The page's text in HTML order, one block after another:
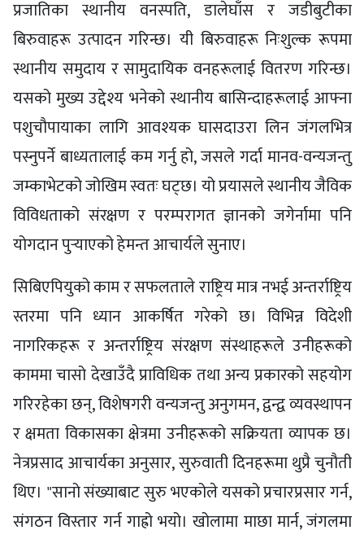
प्रजातिका स्थानीय वनस्पति, डालेघाँस र जडीबुटीका
बिरुवाहरू उत्पादन गरिन्छ। यी बिरुवाहरू निःशुल्क रूपमा
स्थानीय समुदाय र सामुदायिक वनहरूलाई वितरण गरिन्छ।
यसको मुख्य उद्देश्य भनेको स्थानीय बासिन्दाहरूलाई आफ्ना
पशुचौपायाका लागि आवश्यक घासदाउरा लिन जंगलभित्र
पस्नुपर्ने बाध्यतालाई कम गर्नु हो, जसले गर्दा मानव-वन्यजन्तु
जम्काभेटको जोखिम स्वतः घट्छ। यो प्रयासले स्थानीय जैविक
विविधताको संरक्षण र परम्परागत ज्ञानको जगेर्नामा पनि
योगदान पुर्‍याएको हेमन्त आचार्यले सुनाए।
सिबिएपियुको काम र सफलताले राष्ट्रिय मात्र नभई अन्तर्राष्ट्रिय
स्तरमा पनि ध्यान आकर्षित गरेको छ। विभिन्न विदेशी
नागरिकहरू र अन्तर्राष्ट्रिय संरक्षण संस्थाहरूले उनीहरूको
काममा चासो देखाउँदै प्राविधिक तथा अन्य प्रकारको सहयोग
गरिरहेका छन्, विशेषगरी वन्यजन्तु अनुगमन, द्वन्द्व व्यवस्थापन
र क्षमता विकासका क्षेत्रमा उनीहरूको सक्रियता व्यापक छ।
नेत्रप्रसाद आचार्यका अनुसार, सुरुवाती दिनहरूमा थुप्रै चुनौती
थिए। "सानो संख्याबाट सुरु भएकोले यसको प्रचारप्रसार गर्न,
संगठन विस्तार गर्न गाह्रो भयो। खोलामा माछा मार्न, जंगलमा